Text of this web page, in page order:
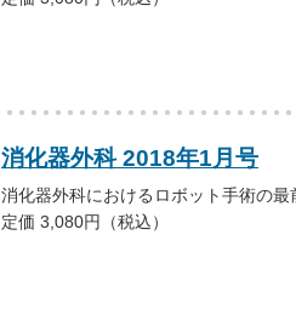
消化器外科 2018年1月号
消化器外科におけるロボット手術の最
定価 3,080円（税込）